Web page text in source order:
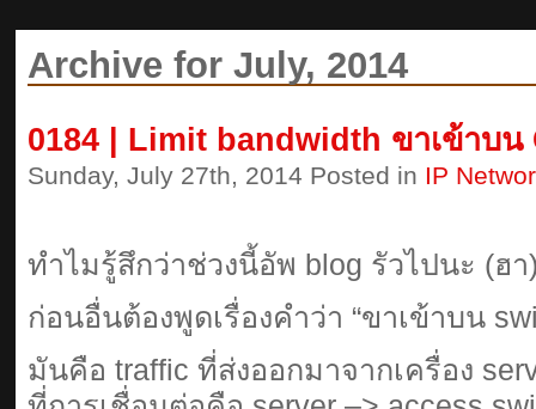
Archive for July, 2014
0184 | Limit bandwidth ขาเข้าบ
Sunday, July 27th, 2014 Posted in IP
ทำไมรู้สึกว่าช่วงนี้อัพ blog รัวไปนะ (ฮา
ก่อนอื่นต้องพูดเรื่องคำว่า “ขาเข้าบน
มันคือ traffic ที่ส่งออกมาจากเครื่อง